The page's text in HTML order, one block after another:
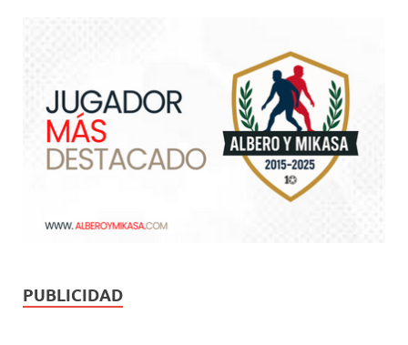
PUBLICIDAD